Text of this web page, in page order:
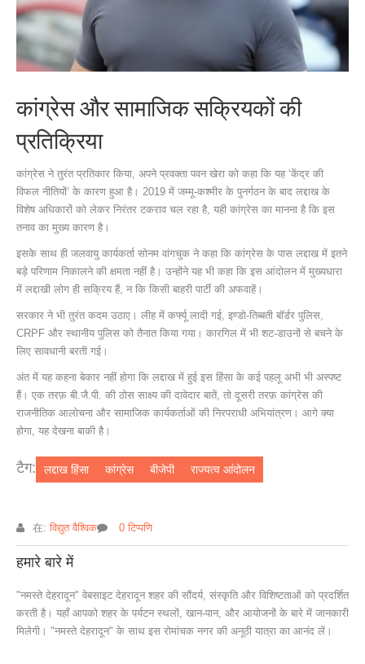
कांग्रेस और सामाजिक सक्रियकों की
प्रतिक्रिया
कांग्रेस ने तुरंत प्रतिकार किया, अपने प्रवक्ता पवन खेरा को कहा कि यह ‘केंद्र की
विफल नीतियों’ के कारण हुआ है। 2019 में जम्मू-कश्मीर के पुनर्गठन के बाद लद्दाख के
विशेष अधिकारों को लेकर निरंतर टकराव चल रहा है, यही कांग्रेस का मानना है कि इस
तनाव का मुख्य कारण है।
इसके साथ ही जलवायु कार्यकर्ता सोनम वांगचुक ने कहा कि कांग्रेस के पास लद्दाख में इतने
बड़े परिणाम निकालने की क्षमता नहीं है। उन्होंने यह भी कहा कि इस आंदोलन में मुख्यधारा
में लद्दाखी लोग ही सक्रिय हैं, न कि किसी बाहरी पार्टी की अफवाहें।
सरकार ने भी तुरंत कदम उठाए। लीह में कर्फ्यू लादी गई, इण्डो‑तिब्बती बॉर्डर पुलिस,
CRPF और स्थानीय पुलिस को तैनात किया गया। कारगिल में भी शट‑डाउनों से बचने के
लिए सावधानी बरती गई।
अंत में यह कहना बेकार नहीं होगा कि लद्दाख में हुई इस हिंसा के कई पहलू अभी भी अस्पष्ट
हैं। एक तरफ़ बी.जै.पी. की ठोस साक्ष्य की दावेदार बातें, तो दूसरी तरफ़ कांग्रेस की
राजनीतिक आलोचना और सामाजिक कार्यकर्ताओं की निरपराधी अभियांत्रण। आगे क्या
होगा, यह देखना बाकी है।
टैग: लद्दाख हिंसा कांग्रेस बीजेपी राज्यत्व आंदोलन
在: विद्युत वैश्विक 0 टिप्पणि
हमारे बारे में
"नमस्ते देहरादून" वेबसाइट देहरादून शहर की सौंदर्य, संस्कृति और विशिष्टताओं को प्रदर्शित
करती है। यहाँ आपको शहर के पर्यटन स्थलों, खान-पान, और आयोजनों के बारे में जानकारी
मिलेगी। "नमस्ते देहरादून" के साथ इस रोमांचक नगर की अनूठी यात्रा का आनंद लें।